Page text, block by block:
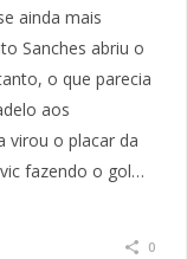
ainda mais
Sanches abriu o
o que parecia
aos
virou o placar da
fazendo o gol…
0